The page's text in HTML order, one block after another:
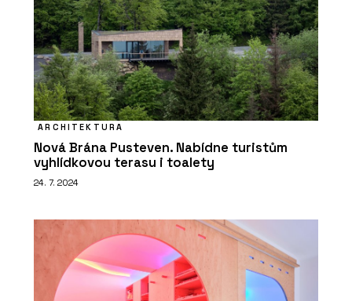
ARCHITEKTURA
Nová Brána Pusteven. Nabídne turistům
vyhlídkovou terasu i toalety
24. 7. 2024